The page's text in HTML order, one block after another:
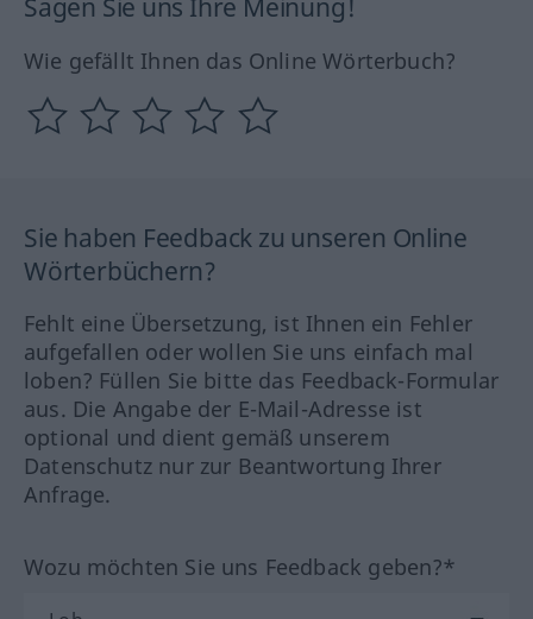
Sagen Sie uns Ihre Meinung!
Wie gefällt Ihnen das Online Wörterbuch?
Sie haben Feedback zu unseren Online
Wörterbüchern?
Fehlt eine Übersetzung, ist Ihnen ein Fehler
aufgefallen oder wollen Sie uns einfach mal
loben? Füllen Sie bitte das Feedback-Formular
aus. Die Angabe der E-Mail-Adresse ist
optional und dient gemäß unserem
Datenschutz nur zur Beantwortung Ihrer
Anfrage.
Wozu möchten Sie uns Feedback geben?*